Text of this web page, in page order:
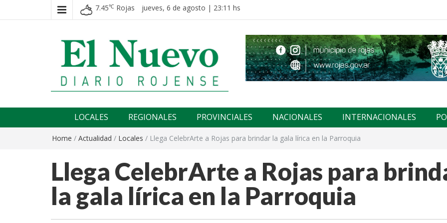
7.45℃ Rojas jueves, 6 de agosto | 23:11 hs
El nuevo rojense
LOCALES REGIONALES PROVINCIALES NACIONALES INTERNACIONALES
Home / Actualidad / Locales / Llega CelebrArte a Rojas para brindar la gala lírica en la Parroquia
Llega CelebrArte a Rojas para
la gala lírica en la Parroquia